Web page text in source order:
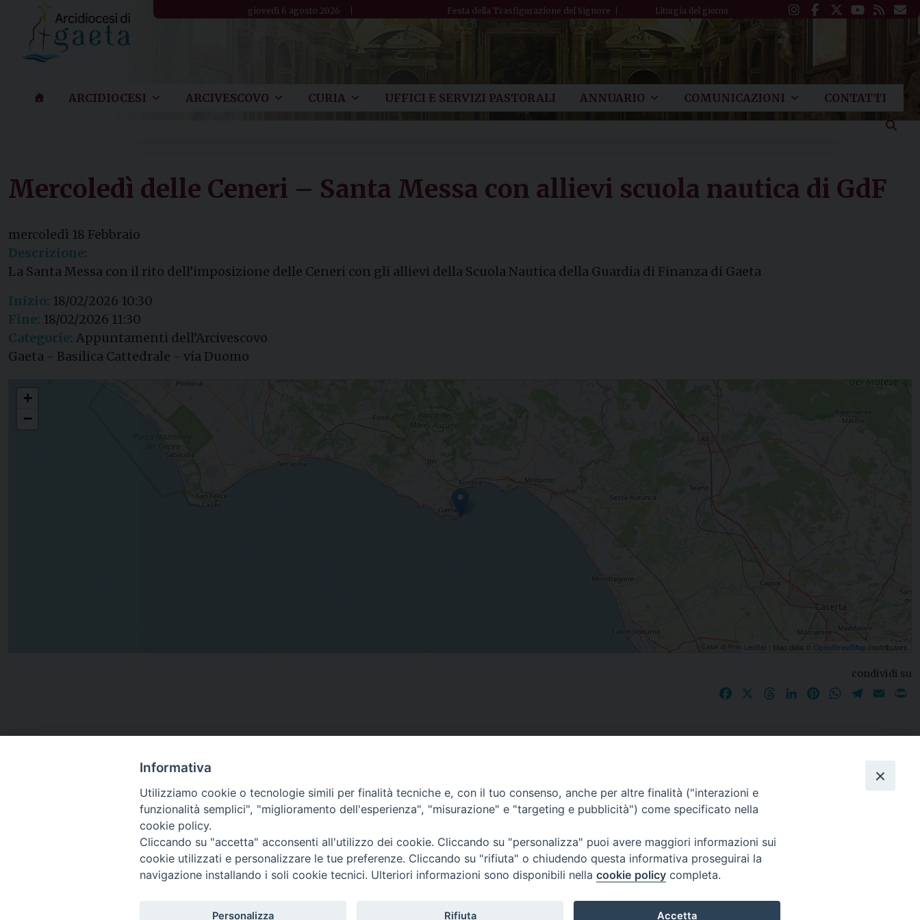
content
giovedì 6 agosto 2026 Festa della Trasfigurazione del Signore Liturgia del giorno
ARCIDIOCESI ARCIVESCOVO CURIA UFFICI E SERVIZI PASTORALI ANNUARIO COMUNICAZIONI CONTATTI
Mercoledì delle Ceneri – Santa Messa con allievi scuola nautica di GdF
mercoledì 18 Febbraio
Descrizione:
La Santa Messa con il rito dell’imposizione delle Ceneri con gli allievi della Scuola Nautica della Guardia di Finanza di Gaeta
Inizio: 18/02/2026 10:30
Fine: 18/02/2026 11:30
Categorie: Appuntamenti dell’Arcivescovo
Gaeta - Basilica Cattedrale - via Duomo
Mercoledì delle Ceneri – Santa Messa con allievi scuola nautica di GdF
+
−
Leaflet | Map data © OpenStreetMap contributors
condividi su
Facebook ThreadsLinkedInPinterestWhatsApp
Telegram
Email
Codice fiscale 90005510590 - Iscrizione R.P.G. 04.12.1987 n. 88
Contatti
Curia
Palazzo De Vio
Tel. 0771.464088
I nostri social
Informativa
Utilizziamo cookie o tecnologie simili per finalità tecniche e, con il tuo consenso, anche per altre finalità ("interazioni e
funzionalità semplici", "miglioramento dell'esperienza", "misurazione" e "targeting e pubblicità") come specificato nella
cookie policy.
Cliccando su "accetta" acconsenti all'utilizzo dei cookie. Cliccando su "personalizza" puoi avere maggiori informazioni sui
cookie utilizzati e personalizzare le tue preferenze. Cliccando su "rifiuta" o chiudendo questa informativa proseguirai la
navigazione installando i soli cookie tecnici. Ulteriori informazioni sono disponibili nella cookie policy completa.
Personalizza Rifiuta Accetta